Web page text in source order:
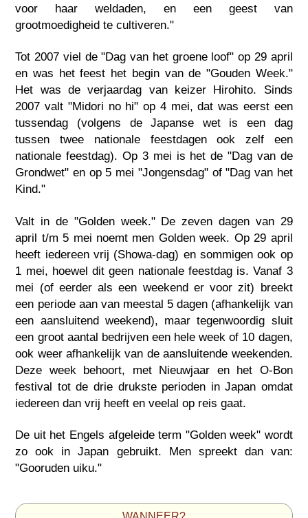
voor haar weldaden, en een geest van
grootmoedigheid te cultiveren."
Tot 2007 viel de "Dag van het groene loof" op 29 april
en was het feest het begin van de "Gouden Week."
Het was de verjaardag van keizer Hirohito. Sinds
2007 valt "Midori no hi" op 4 mei, dat was eerst een
tussendag (volgens de Japanse wet is een dag
tussen twee nationale feestdagen ook zelf een
nationale feestdag). Op 3 mei is het de "Dag van de
Grondwet" en op 5 mei "Jongensdag" of "Dag van het
Kind."
Valt in de "Golden week." De zeven dagen van 29
april t/m 5 mei noemt men Golden week. Op 29 april
heeft iedereen vrij (Showa-dag) en sommigen ook op
1 mei, hoewel dit geen nationale feestdag is. Vanaf 3
mei (of eerder als een weekend er voor zit) breekt
een periode aan van meestal 5 dagen (afhankelijk van
een aansluitend weekend), maar tegenwoordig sluit
een groot aantal bedrijven een hele week of 10 dagen,
ook weer afhankelijk van de aansluitende weekenden.
Deze week behoort, met Nieuwjaar en het O-Bon
festival tot de drie drukste perioden in Japan omdat
iedereen dan vrij heeft en veelal op reis gaat.
De uit het Engels afgeleide term "Golden week" wordt
zo ook in Japan gebruikt. Men spreekt dan van:
"Gooruden uiku."